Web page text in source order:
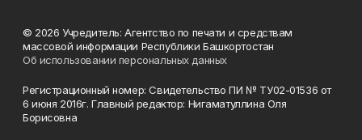
© 2026 Учредитель: Агентство по печати и средствам
массовой информации Республики Башкортостан
Об использовании персональных данных
Регистрационный номер: Свидетельство ПИ № ТУ02-01536 от
6 июня 2016г. Главный редактор: Нигаматуллина Оля
Борисовна